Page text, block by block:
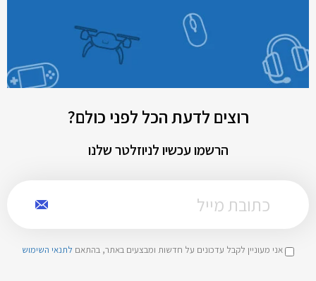
רוצים לדעת הכל לפני כולם?
הרשמו עכשיו לניוזלטר שלנו
אני מעוניין לקבל עדכונים על חדשות ומבצעים באתר, בהתאם לתנאי השימוש